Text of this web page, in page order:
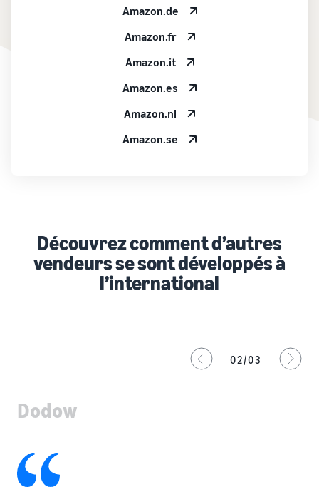
Amazon.de
Amazon.fr
Amazon.it
Amazon.es
Amazon.nl
Amazon.se
Découvrez comment d’autres
vendeurs se sont développés à
l’international
02/03
Dodow